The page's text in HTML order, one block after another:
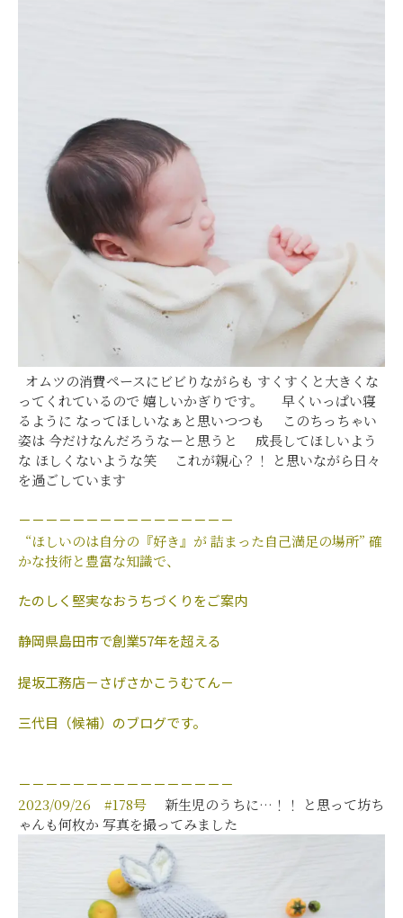
オムツの消費ペースにビビりながらも すくすくと大きくな
ってくれているので 嬉しいかぎりです。 早くいっぱい寝
るように なってほしいなぁと思いつつも このちっちゃい
姿は 今だけなんだろうなーと思うと 成長してほしいよう
な ほしくないような笑 これが親心？！ と思いながら日々
を過ごしています
－－－－－－－－－－－－－－－－
“ほしいのは自分の『好き』が詰まった自己満足の場所” 確
かな技術と豊富な知識で、
たのしく堅実なおうちづくりをご案内
静岡県島田市で創業57年を超える
提坂工務店－さげさかこうむてん－
三代目（候補）のブログです。
－－－－－－－－－－－－－－－－
2023/09/26 #178号 新生児のうちに…！！ と思って坊ち
ゃんも何枚か 写真を撮ってみました